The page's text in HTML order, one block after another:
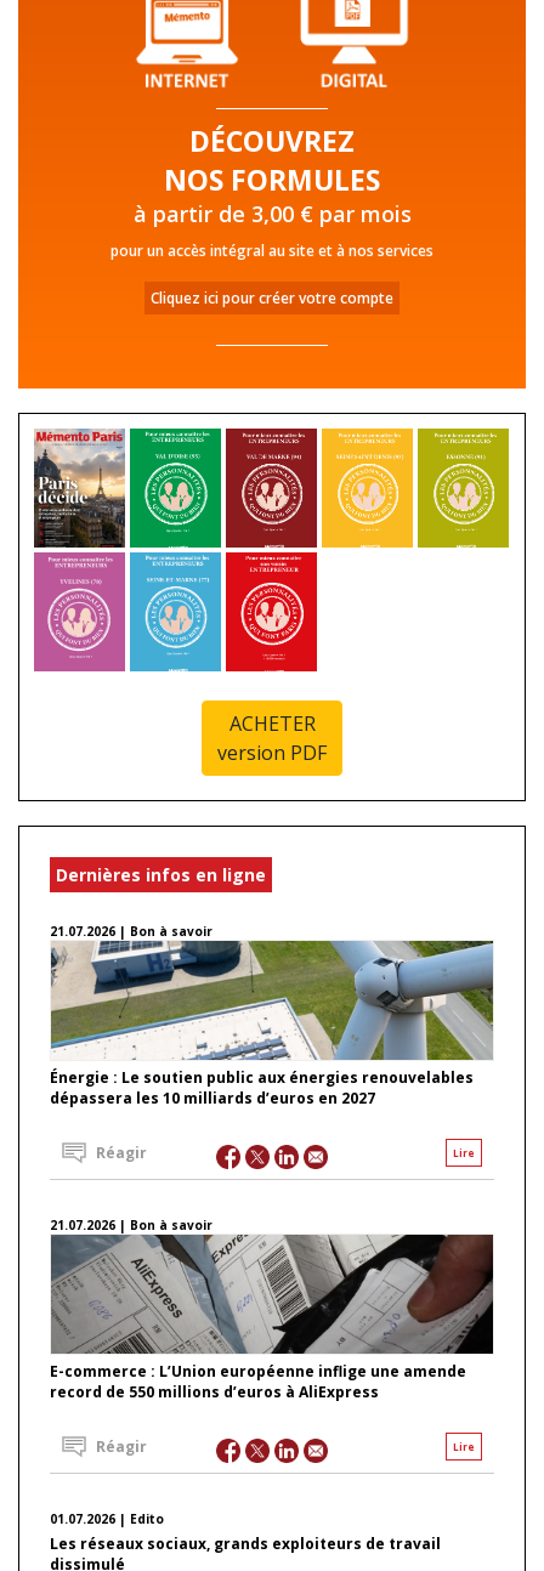
DÉCOUVREZ
NOS FORMULES
à partir de 3,00 € par mois
pour un accès intégral au site et à nos services
Cliquez ici pour créer votre compte
ACHETER
version PDF
Dernières infos en ligne
21.07.2026 | Bon à savoir
Énergie : Le soutien public aux énergies renouvelables
dépassera les 10 milliards d’euros en 2027
Lire
Réagir
21.07.2026 | Bon à savoir
E-commerce : L’Union européenne inflige une amende
record de 550 millions d’euros à AliExpress
Lire
Réagir
01.07.2026 | Edito
Les réseaux sociaux, grands exploiteurs de travail
dissimulé